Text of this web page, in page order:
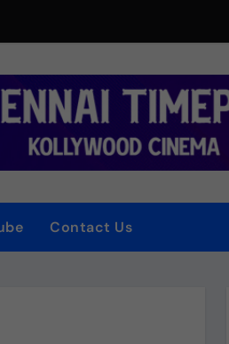
வெளியானது !
கவர்ந்து வருகிறது!
Contact Us